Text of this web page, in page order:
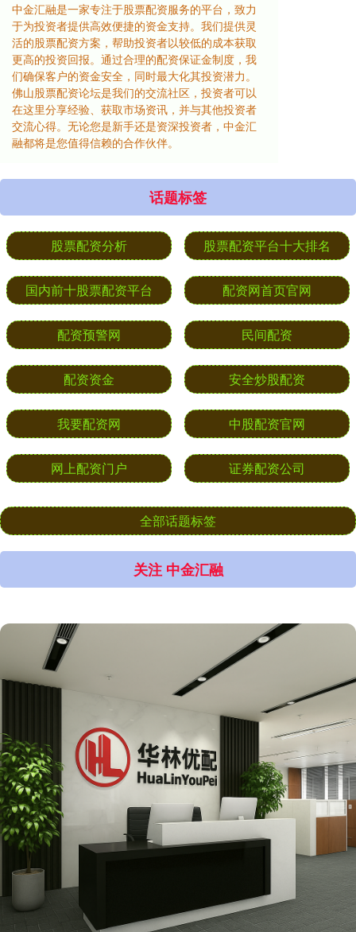
中金汇融是一家专注于股票配资服务的平台，致力
于为投资者提供高效便捷的资金支持。我们提供灵
活的股票配资方案，帮助投资者以较低的成本获取
更高的投资回报。通过合理的配资保证金制度，我
们确保客户的资金安全，同时最大化其投资潜力。
佛山股票配资论坛是我们的交流社区，投资者可以
在这里分享经验、获取市场资讯，并与其他投资者
交流心得。无论您是新手还是资深投资者，中金汇
融都将是您值得信赖的合作伙伴。
话题标签
股票配资分析 股票配资平台十大排名
国内前十股票配资平台 配资网首页官网
配资预警网 民间配资
配资资金 安全炒股配资
我要配资网 中股配资官网
网上配资门户 证券配资公司
全部话题标签
关注 中金汇融